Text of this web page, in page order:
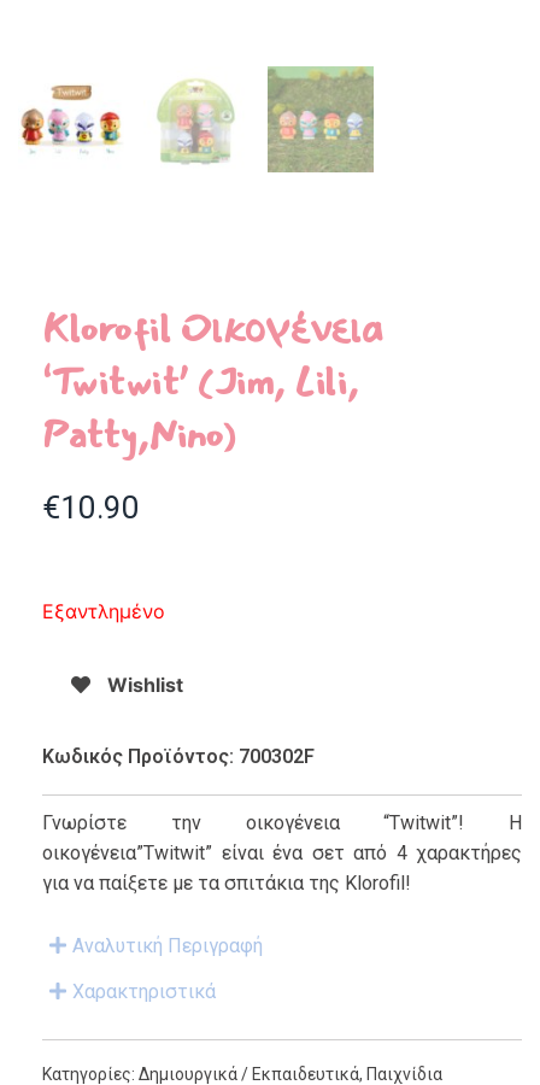
Klorofil Οικογένεια
‘Twitwit’ (Jim, Lili,
Patty,Nino)
€10.90
Εξαντλημένο
Wishlist
Κωδικός Προϊόντος: 700302F
Γνωρίστε την οικογένεια “Twitwit”! Η
οικογένεια”Twitwit” είναι ένα σετ από 4 χαρακτήρες
για να παίξετε με τα σπιτάκια της Klorofil!
Αναλυτική Περιγραφή
Χαρακτηριστικά
Κατηγορίες: Δημιουργικά / Εκπαιδευτικά, Παιχνίδια